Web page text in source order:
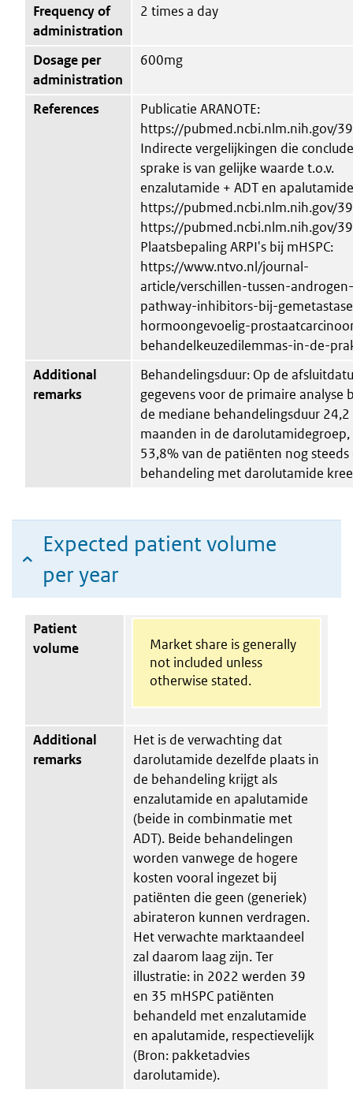
Frequency of
administration
2 times a day
Dosage per
administration
600mg
References
Publicatie ARANOTE:
https://pubmed.ncbi.nlm.nih.gov/
Indirecte vergelijkingen die
sprake is van gelijke waarde t.o.v.
enzalutamide + ADT en
https://pubmed.ncbi.nlm.nih.gov/
https://pubmed.ncbi.nlm.nih.gov/
Plaatsbepaling ARPI's bij mHSPC:
https://www.ntvo.nl/journal-
article/verschillen-tussen-
pathway-inhibitors-bij-
hormoongevoelig-
behandelkeuzedilemmas-in-de-
Additional
remarks
Behandelingsduur: Op de
gegevens voor de primaire analyse
de mediane behandelingsduur 24,2
maanden in de
53,8% van de patiënten nog steeds
behandeling met darolutamide
Expected patient volume
per year
Patient
volume
Market share is generally
not included unless
otherwise stated.
Additional
remarks
Het is de verwachting dat
darolutamide dezelfde plaats in
de behandeling krijgt als
enzalutamide en apalutamide
(beide in combinmatie met
ADT). Beide behandelingen
worden vanwege de hogere
kosten vooral ingezet bij
patiënten die geen (generiek)
abirateron kunnen verdragen.
Het verwachte marktaandeel
zal daarom laag zijn. Ter
illustratie: in 2022 werden 39
en 35 mHSPC patiënten
behandeld met enzalutamide
en apalutamide, respectievelijk
(Bron: pakketadvies
darolutamide).